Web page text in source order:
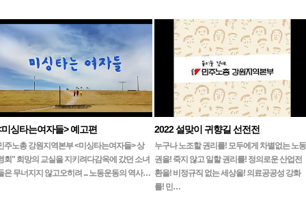
미싱타는여자들> 예고편
주노총 강원지역본부 <미싱타는여자들> 상
회" 희망의 교실을 지키려다감옥에 갔던 소녀
은 무너지지 않고오히려 ... 노동운동의 역사…
2022 설맞이 귀향길 선전전
누구나 노조할 권리를! 모두에게 차별없는 노동
권을! 죽지 않고 일할 권리를! 정의로운 산업전
환을! 비정규직 없는 세상을! 의료공공성 강화
를! 민…